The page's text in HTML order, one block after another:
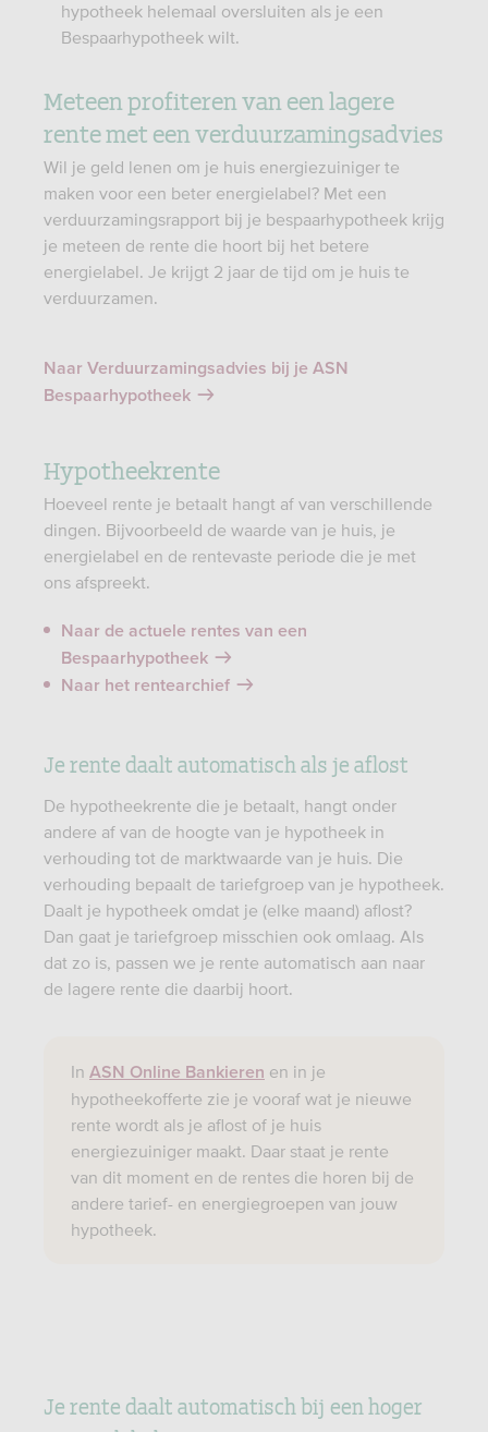
hypotheek helemaal oversluiten als je een
Bespaarhypotheek wilt.
Meteen profiteren van een lagere
rente met een verduurzamingsadvies
Wil je geld lenen om je huis energiezuiniger te
maken voor een beter energielabel? Met een
verduurzamingsrapport bij je bespaarhypotheek krijg
je meteen de rente die hoort bij het betere
energielabel. Je krijgt 2 jaar de tijd om je huis te
verduurzamen.
Naar Verduurzamingsadvies bij je ASN
Bespaarhypotheek
Hypotheekrente
Hoeveel rente je betaalt hangt af van verschillende
dingen. Bijvoorbeeld de waarde van je huis, je
energielabel en de rentevaste periode die je met
ons afspreekt.
Naar de actuele rentes van een
Bespaarhypotheek
Naar het rentearchief
Je rente daalt automatisch als je aflost
De hypotheekrente die je betaalt, hangt onder
andere af van de hoogte van je hypotheek in
verhouding tot de marktwaarde van je huis. Die
verhouding bepaalt de tariefgroep van je hypotheek.
Daalt je hypotheek omdat je (elke maand) aflost?
Dan gaat je tariefgroep misschien ook omlaag. Als
dat zo is, passen we je rente automatisch aan naar
de lagere rente die daarbij hoort.
In ASN Online Bankieren en in je
hypotheekofferte zie je vooraf wat je nieuwe
rente wordt als je aflost of je huis
energiezuiniger maakt. Daar staat je rente
van dit moment en de rentes die horen bij de
andere tarief- en energiegroepen van jouw
hypotheek.
Je rente daalt automatisch bij een hoger